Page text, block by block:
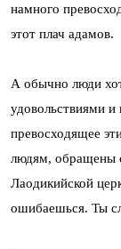
намного
этот плач адамов.
А обычно люди
удовольствиями и
превосходящее
людям, обращены
Лаодикийской
ошибаешься. Ты